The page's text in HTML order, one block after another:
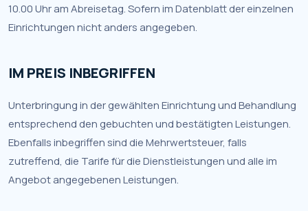
10.00 Uhr am Abreisetag. Sofern im Datenblatt der einzelnen
Einrichtungen nicht anders angegeben.
IM PREIS INBEGRIFFEN
Unterbringung in der gewählten Einrichtung und Behandlung
entsprechend den gebuchten und bestätigten Leistungen.
Ebenfalls inbegriffen sind die Mehrwertsteuer, falls
zutreffend, die Tarife für die Dienstleistungen und alle im
Angebot angegebenen Leistungen.